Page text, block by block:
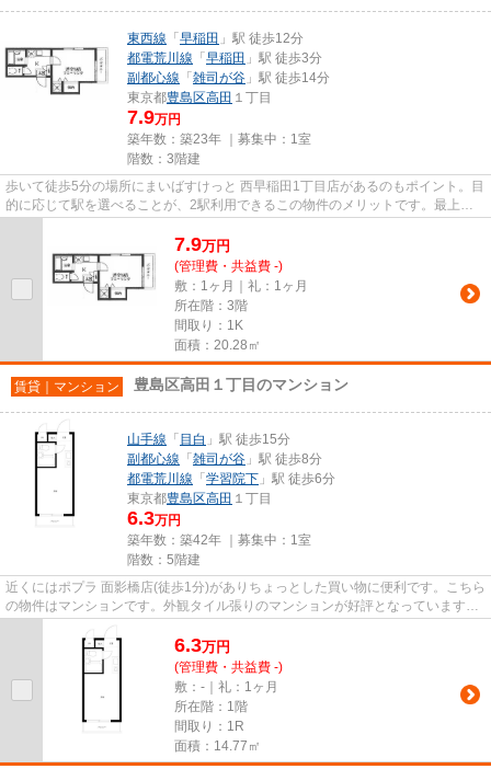
東西線 「 早稲田 」駅 徒歩12分
都電荒川線 「 早稲田 」駅 徒歩3分
副都心線 「 雑司が谷 」駅 徒歩14分
東京都豊島区高田 １丁目
7.9万円
築年数：築23年 ｜募集中： 1室
階数：3階建
歩いて徒歩5分の場所にまいばすけっと 西早稲田1丁目店があるのもポイント。目
的に応じて駅を選べることが、2駅利用できるこの物件のメリットです。最上階
7.9万円
(管理費・共益費 -)
敷：1ヶ月｜礼：1ヶ月
所在階：3階
間取り：1K
面積：20.28㎡
賃貸｜マンション 豊島区高田１丁目のマンション
山手線 「 目白 」駅 徒歩15分
副都心線 「 雑司が谷 」駅 徒歩8分
都電荒川線 「 学習院下 」駅 徒歩6分
東京都豊島区高田 １丁目
6.3万円
築年数：築42年 ｜募集中： 1室
階数：5階建
近くにはポプラ 面影橋店(徒歩1分)がありちょっとした買い物に便利です。こちら
の物件はマンションです。外観タイル張りのマンションが好評となっています。
この物件は駅まで徒歩15分...
6.3万円
(管理費・共益費 -)
敷：-｜礼：1ヶ月
所在階：1階
間取り：1R
面積：14.77㎡